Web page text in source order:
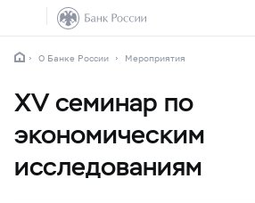
О Банке России Мероприятия
XV семинар по
экономическим
исследованиям